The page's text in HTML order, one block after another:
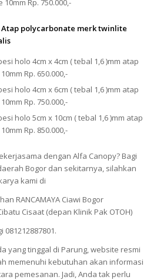
Rp. 750.000,-
polycarbonate merk twinlite
holo 4cm x 4cm ( tebal 1,6 )mm atap
Rp. 650.000,-
holo 4cm x 6cm ( tebal 1,6 )mm atap
Rp. 750.000,-
holo 5cm x 10cm ( tebal 1,6 )mm atap
Rp. 850.000,-
dengan Alfa Canopy? Bagi
Bogor dan sekitarnya, silahkan
kami di
RANCAMAYA Ciawi Bogor
Cisaat (depan Klinik Pak OTOH)
yang tinggal di Parung, website resmi
memenuhi kebutuhan akan informasi
pemesanan. Jadi, Anda tak perlu